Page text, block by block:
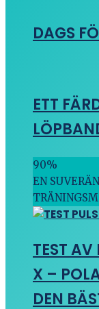
DAGS
ETT
90%
EN
TEST AV
X –
DEN